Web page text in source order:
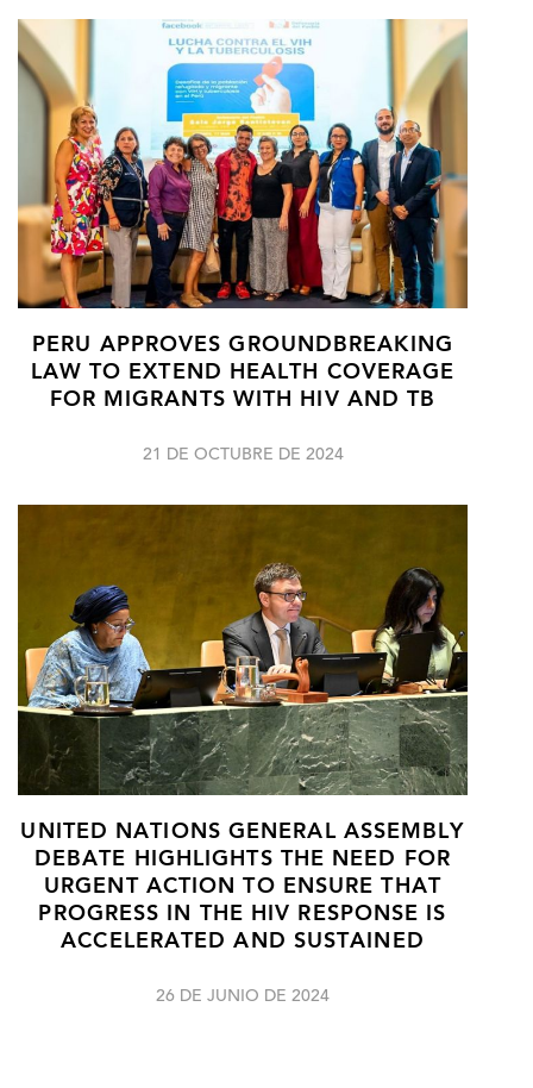
PERU APPROVES GROUNDBREAKING
LAW TO EXTEND HEALTH COVERAGE
FOR MIGRANTS WITH HIV AND TB
21 DE OCTUBRE DE 2024
UNITED NATIONS GENERAL ASSEMBLY
DEBATE HIGHLIGHTS THE NEED FOR
URGENT ACTION TO ENSURE THAT
PROGRESS IN THE HIV RESPONSE IS
ACCELERATED AND SUSTAINED
26 DE JUNIO DE 2024